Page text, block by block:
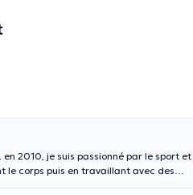
2010, je suis passionné par le sport et
le corps puis en travaillant avec des